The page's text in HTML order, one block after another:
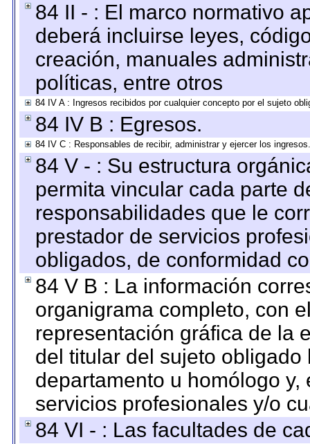
84 II - : El marco normativo
deberá incluirse leyes,
creación, manuales
políticas, entre otros
84 IV A : Ingresos recibidos por cualquier concepto por el sujeto
84 IV B : Egresos.
84 IV C : Responsables de recibir, administrar y ejercer los ingresos.
84 V - : Su estructura
permita vincular cada parte
responsabilidades que le
prestador de servicios
obligados, de conformidad
84 V B : La información
organigrama completo, con
representación gráfica de la
del titular del sujeto
departamento u homólogo
servicios profesionales y/o
84 VI - : Las facultades de